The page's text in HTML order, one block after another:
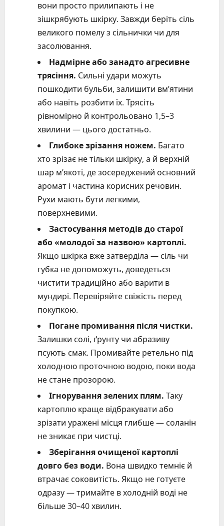
вони просто прилипають і не
зішкрябують шкірку. Завжди беріть сіль
великого помелу з сільнички чи для
засолювання.
Надмірне або занадто агресивне
трясіння. Сильні удари можуть
пошкодити бульби, залишити вм’ятини
або навіть розбити їх. Трясіть
рівномірно й контрольовано 1,5–3
хвилини — цього достатньо.
Глибоке зрізання ножем. Багато
хто зрізає не тільки шкірку, а й верхній
шар м’якоті, де зосереджений основний
аромат і частина корисних речовин.
Рухи мають бути легкими,
поверхневими.
Застосування методів до старої
або «молодої за назвою» картоплі.
Якщо шкірка вже затверділа — сіль чи
губка не допоможуть, доведеться
чистити традиційно або варити в
мундирі. Перевіряйте свіжість перед
покупкою.
Погане промивання після чистки.
Залишки солі, ґрунту чи абразиву
псують смак. Промивайте ретельно під
холодною проточною водою, поки вода
не стане прозорою.
Ігнорування зелених плям. Таку
картоплю краще відбракувати або
зрізати уражені місця глибше — соланін
не зникає при чистці.
Зберігання очищеної картоплі
довго без води. Вона швидко темніє й
втрачає соковитість. Якщо не готуєте
одразу — тримайте в холодній воді не
більше 30–40 хвилин.